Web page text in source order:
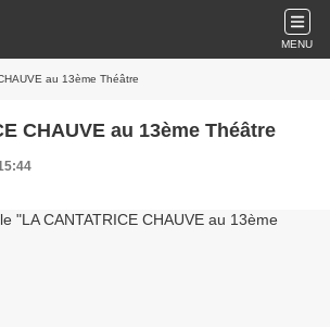
MENU
au 13ème Théâtre
CHAUVE au 13ème Théâtre